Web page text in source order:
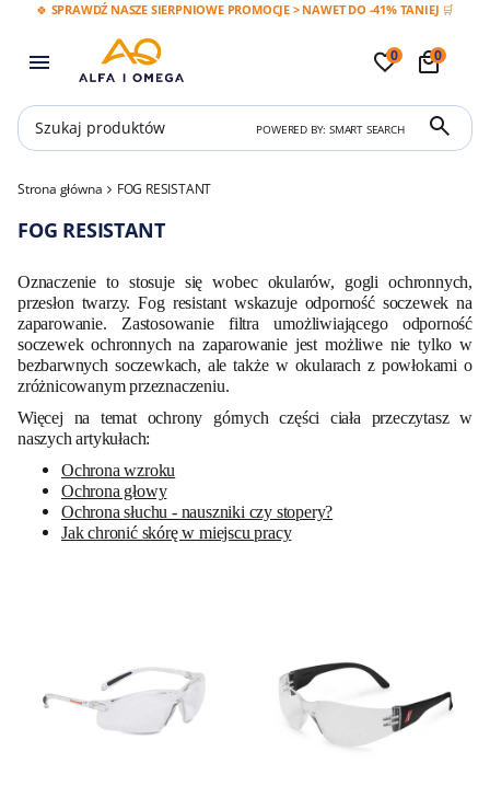
🍀 SPRAWDŹ NASZE SIERPNIOWE PROMOCJE > NAWET DO -41% TANIEJ 🛒
0 0
POWERED BY: SMART SEARCH
Strona główna FOG RESISTANT
FOG RESISTANT
Oznaczenie to stosuje się wobec okularów, gogli ochronnych,
przesłon twarzy. Fog resistant wskazuje odporność soczewek na
zaparowanie. Zastosowanie filtra umożliwiającego odporność
soczewek ochronnych na zaparowanie jest możliwe nie tylko w
bezbarwnych soczewkach, ale także w okularach z powłokami o
zróżnicowanym przeznaczeniu.
Więcej na temat ochrony górnych części ciała przeczytasz w
naszych artykułach:
Ochrona wzroku
Ochrona głowy
Ochrona słuchu - nauszniki czy stopery?
Jak chronić skórę w miejscu pracy